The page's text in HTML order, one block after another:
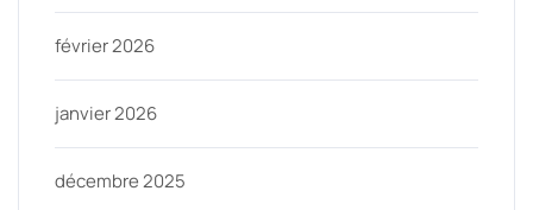
février 2026
janvier 2026
décembre 2025